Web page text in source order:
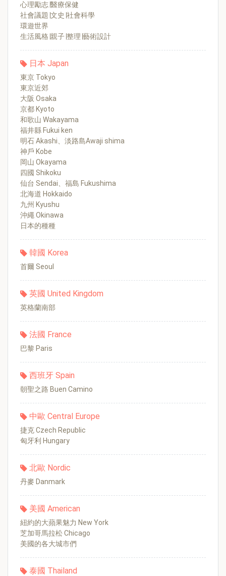
心理勵志∣醫療保健
社會議題∣文史∣社會科學
環遊世界
生活風格∣親子∣整理∣藝術設計
日本 Japan
東京 Tokyo
東京近郊
大阪 Osaka
京都 Kyoto
和歌山 Wakayama
福井縣 Fukui ken
明石 Akashi、淡路島Awaji shima
神戶 Kobe
岡山 Okayama
四國 Shikoku
仙台 Sendai、福島 Fukushima
北海道 Hokkaido
九州 Kyushu
沖繩 Okinawa
日本的種種
韓國 Korea
首爾 Seoul
英國 United Kingdom
英格蘭南部
法國 France
巴黎 Paris
西班牙 Spain
朝聖之路 Buen Camino
中歐 Central Europe
捷克 Czech Republic
匈牙利 Hungary
北歐 Nordic
丹麥 Danmark
美國 American
紐約的大蘋果魅力 New York
芝加哥馬拉松 Chicago
美國的各大城市們
泰國 Thailand